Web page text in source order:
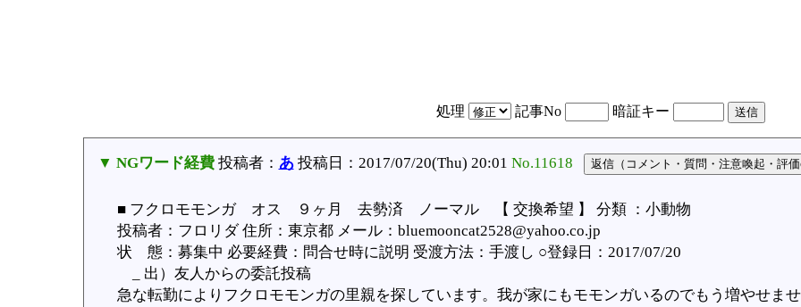
処理 記事No 暗証キー
▼ NGワード経費投稿者： あ投稿日：2017/07/20(Thu) 20:01 No.11618
■ フクロモモンガ オス ９ヶ月 去勢済 ノーマル 【 交換希望 】 分類 ：小動物
投稿者：フロリダ 住所：東京都 メール：bluemooncat2528@yahoo.co.jp
状 態：募集中 必要経費：問合せ時に説明 受渡方法：手渡し ○登録日：2017/07/20
_ 出）友人からの委託投稿
急な転勤によりフクロモモンガの里親を探しています。我が家にもモモンガいるのでもう増やせま